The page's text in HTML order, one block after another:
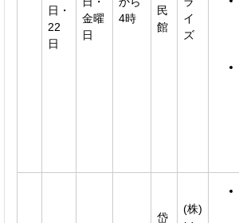
日・
22
日
金曜
日
4時
民
館
イ
ズ
岱
(株)